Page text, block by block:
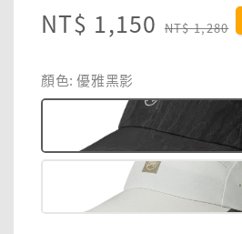
Sale
NT$ 1,150 NT$ 1,280
顏色: 優雅黑影